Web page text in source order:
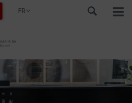
FR